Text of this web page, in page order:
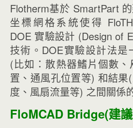
Flotherm基於 SmartPart
坐標網格系統使得
DOE 實驗設計 (Design of
技術。DOE實驗設計法
(比如：散熱器鰭片個數
置、通風孔位置等) 和結果
度、風扇流量等) 之間關係
FloMCAD Bridge(建